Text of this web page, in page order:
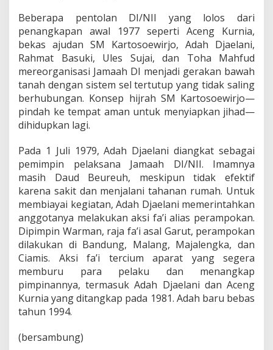
Beberapa pentolan DI/NII yang lolos dari
penangkapan awal 1977 seperti Aceng Kurnia,
bekas ajudan SM Kartosoewirjo, Adah Djaelani,
Rahmat Basuki, Ules Sujai, dan Toha Mahfud
mereorganisasi Jamaah DI menjadi gerakan bawah
tanah dengan sistem sel tertutup yang tidak saling
berhubungan. Konsep hijrah SM Kartosoewirjo—
pindah ke tempat aman untuk menyiapkan jihad—
dihidupkan lagi.
Pada 1 Juli 1979, Adah Djaelani diangkat sebagai
pemimpin pelaksana Jamaah DI/NII. Imamnya
masih Daud Beureuh, meskipun tidak efektif
karena sakit dan menjalani tahanan rumah. Untuk
membiayai kegiatan, Adah Djaelani memerintahkan
anggotanya melakukan aksi fa’i alias perampokan.
Dipimpin Warman, raja fa’i asal Garut, perampokan
dilakukan di Bandung, Malang, Majalengka, dan
Ciamis. Aksi fa’i tercium aparat yang segera
memburu para pelaku dan menangkap
pimpinannya, termasuk Adah Djaelani dan Aceng
Kurnia yang ditangkap pada 1981. Adah baru bebas
tahun 1994.
(bersambung)